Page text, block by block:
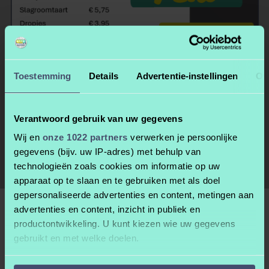
Toestemming Details Advertentie-instellingen
Verantwoord gebruik van uw gegevens
Wij en onze 1022 partners verwerken je persoonlijke
gegevens (bijv. uw IP-adres) met behulp van
technologieën zoals cookies om informatie op uw
apparaat op te slaan en te gebruiken met als doel
gepersonaliseerde advertenties en content, metingen aan
advertenties en content, inzicht in publiek en
productontwikkeling. U kunt kiezen wie uw gegevens
gebruikt en met welke doelen.
Als u het toestaat, willen we ook graag:
Mooi rijtje maken
Hoe? Kijk de video